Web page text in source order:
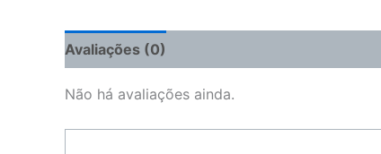
Avaliações (0)
Não há avaliações ainda.